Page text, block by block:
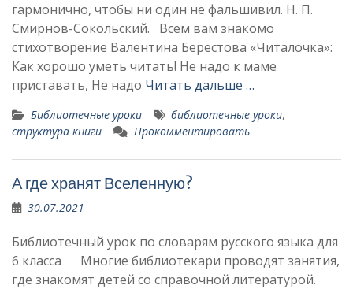
гармонично, чтобы ни один не фальшивил. Н. П.
Смирнов-Сокольский. Всем вам знакомо
стихотворение Валентина Берестова «Читалочка»:
Как хорошо уметь читать! Не надо к маме
приставать, Не надо Читать дальше …
Библиотечные уроки библиотечные уроки,
структура книги
Прокомментировать
А где хранят Вселенную?
30.07.2021
Библиотечный урок по словарям русского языка для
6 класса Многие библиотекари проводят занятия,
где знакомят детей со справочной литературой.